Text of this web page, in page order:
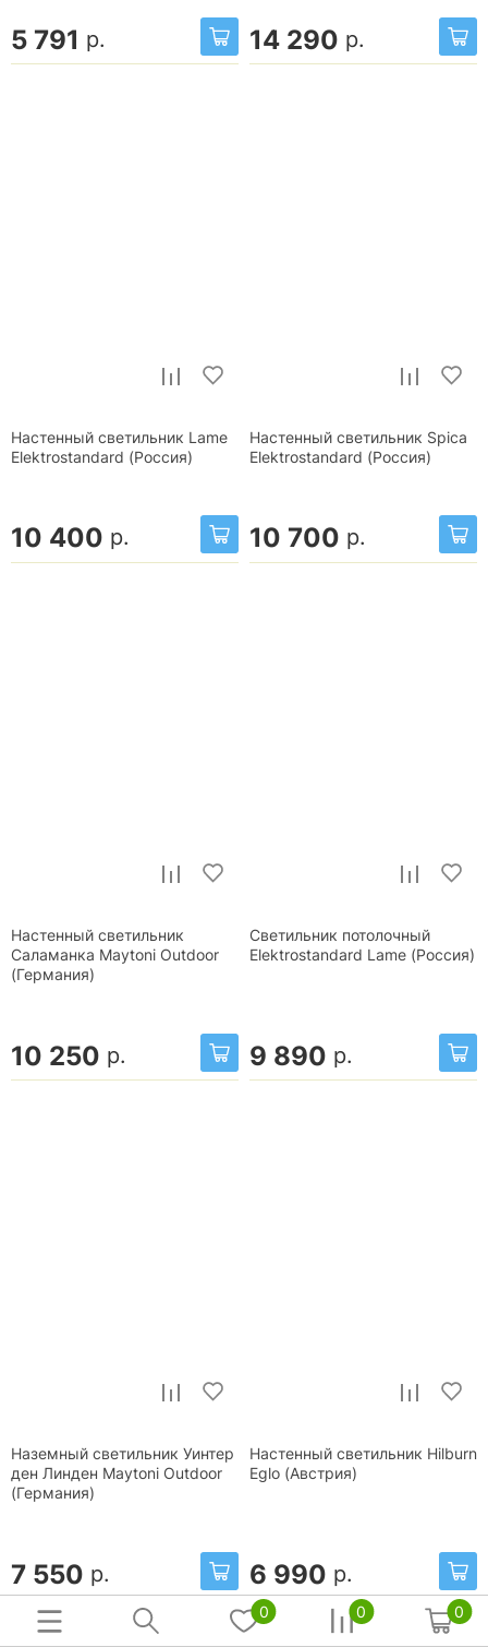
5 791 р. 14 290 р.
Настенный светильник Lame
Elektrostandard (Россия)
10 400 р.
Настенный светильник Spica
Elektrostandard (Россия)
10 700 р.
Настенный светильник
Саламанка Maytoni Outdoor
(Германия)
10 250 р.
Светильник потолочный
Elektrostandard Lame (Россия)
9 890 р.
Наземный светильник Уинтер
ден Линден Maytoni Outdoor
(Германия)
7 550 р.
Настенный светильник Hilburn
Eglo (Австрия)
6 990 р.
0 0 0